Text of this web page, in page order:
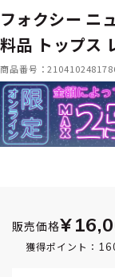
フォクシー ニ
料品 トップス
商品番号：
販売価格
獲得ポイント：